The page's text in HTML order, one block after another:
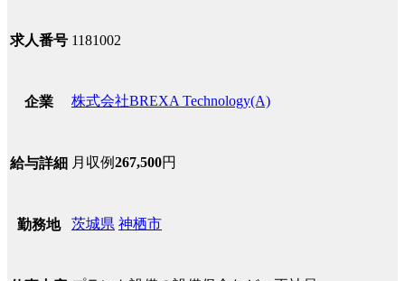
求人番号 1181002
企業 株式会社BREXA Technology(A)
給与詳細 月収例267,500円
勤務地 茨城県 神栖市